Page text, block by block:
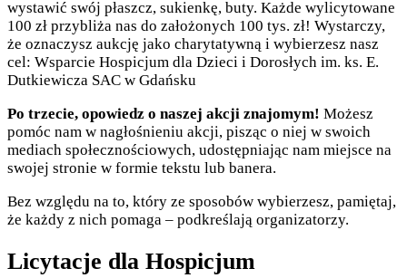
wystawić swój płaszcz, sukienkę, buty. Każde wylicytowane
100 zł przybliża nas do założonych 100 tys. zł! Wystarczy,
że oznaczysz aukcję jako charytatywną i wybierzesz nasz
cel: Wsparcie Hospicjum dla Dzieci i Dorosłych im. ks. E.
Dutkiewicza SAC w Gdańsku
Po trzecie, opowiedz o naszej akcji znajomym! Możesz
pomóc nam w nagłośnieniu akcji, pisząc o niej w swoich
mediach społecznościowych, udostępniając nam miejsce na
swojej stronie w formie tekstu lub banera.
Bez względu na to, który ze sposobów wybierzesz, pamiętaj,
że każdy z nich pomaga – podkreślają organizatorzy.
Licytacje dla Hospicjum